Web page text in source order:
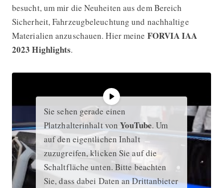
besucht, um mir die Neuheiten aus dem Bereich
Sicherheit, Fahrzeugbeleuchtung und nachhaltige
Materialien anzuschauen. Hier meine FORVIA IAA
2023 Highlights.
Sie sehen gerade einen
Platzhalterinhalt vonYouTube. Um
auf den eigentlichen Inhalt
zuzugreifen, klicken Sie auf die
Schaltfläche unten. Bitte beachten
Sie, dass dabei Daten an Drittanbieter